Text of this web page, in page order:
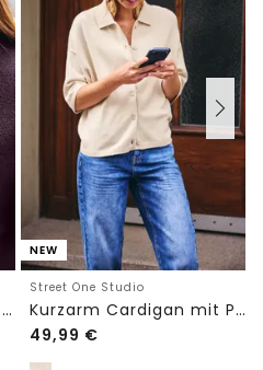
Cardigan mit Rundhals und Knöpfen
NEW
Street One Studio
Kurzarm Cardigan mit Polokragen
49,99 €